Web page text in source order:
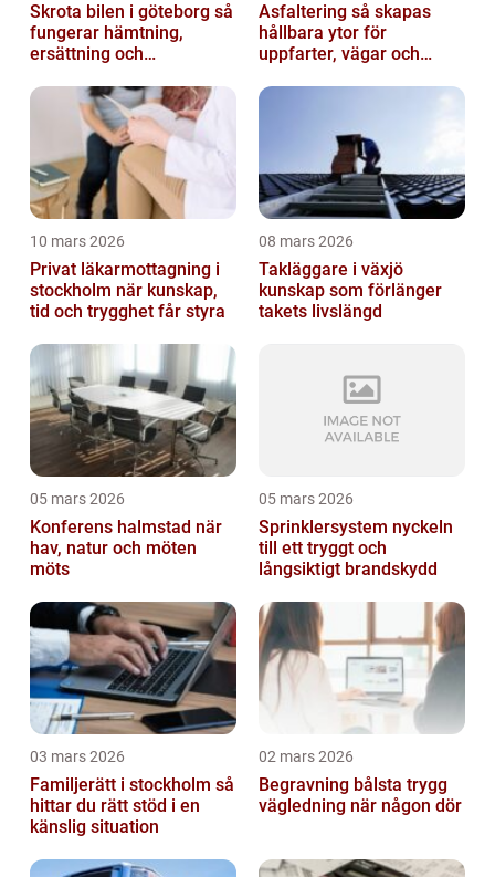
Skrota bilen i göteborg så
fungerar hämtning,
ersättning och
Asfaltering så skapas
hållbara ytor för
uppfarter, vägar och
10 mars 2026
Privat läkarmottagning i
stockholm när kunskap,
tid och trygghet får styra
08 mars 2026
Takläggare i växjö
kunskap som förlänger
takets livslängd
05 mars 2026
Konferens halmstad när
hav, natur och möten
möts
05 mars 2026
Sprinklersystem nyckeln
till ett tryggt och
långsiktigt brandskydd
03 mars 2026
Familjerätt i stockholm så
hittar du rätt stöd i en
känslig situation
02 mars 2026
Begravning bålsta trygg
vägledning när någon dör